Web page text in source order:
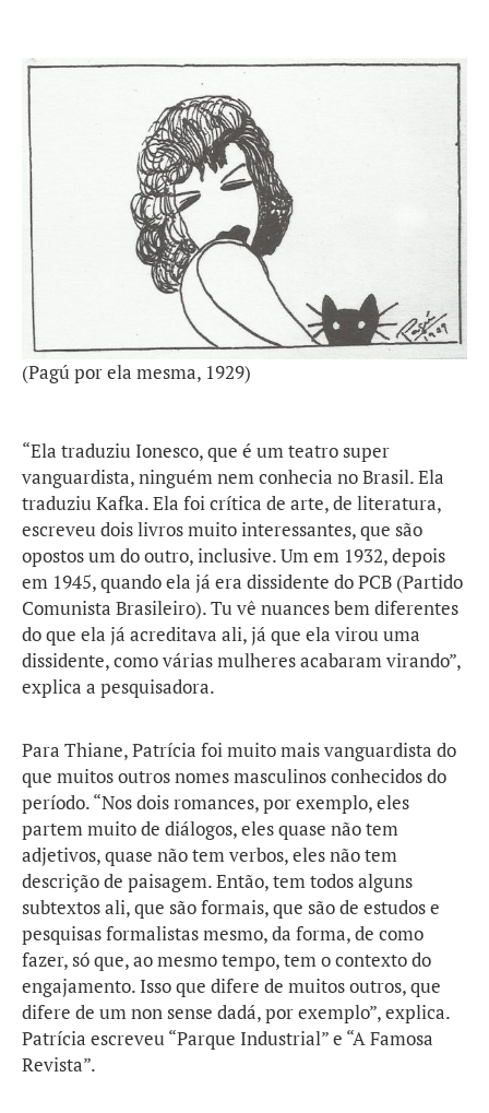
(Pagú por ela mesma, 1929)
“Ela traduziu Ionesco, que é um teatro super
vanguardista, ninguém nem conhecia no Brasil. Ela
traduziu Kafka. Ela foi crítica de arte, de literatura,
escreveu dois livros muito interessantes, que são
opostos um do outro, inclusive. Um em 1932, depois
em 1945, quando ela já era dissidente do PCB (Partido
Comunista Brasileiro). Tu vê nuances bem diferentes
do que ela já acreditava ali, já que ela virou uma
dissidente, como várias mulheres acabaram virando”,
explica a pesquisadora.
Para Thiane, Patrícia foi muito mais vanguardista do
que muitos outros nomes masculinos conhecidos do
período. “Nos dois romances, por exemplo, eles
partem muito de diálogos, eles quase não tem
adjetivos, quase não tem verbos, eles não tem
descrição de paisagem. Então, tem todos alguns
subtextos ali, que são formais, que são de estudos e
pesquisas formalistas mesmo, da forma, de como
fazer, só que, ao mesmo tempo, tem o contexto do
engajamento. Isso que difere de muitos outros, que
difere de um non sense dadá, por exemplo”, explica.
Patrícia escreveu “Parque Industrial” e “A Famosa
Revista”.